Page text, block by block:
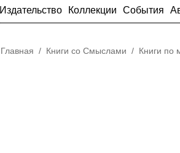
Издательство Коллекции События
Главная / Книги со Смыслами / Книги по